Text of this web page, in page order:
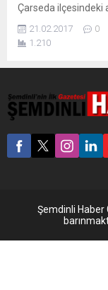
Çarseda ilçesindeki
patlamalar
çatışma yaşandı en
Pahtunhva
Çarseda
mahkeme binası
arka arkaya
bombalarda beş
alan haberlere göre,
mahkeme binasına
21.02.2017
0
1.210
Şemdinli Haber